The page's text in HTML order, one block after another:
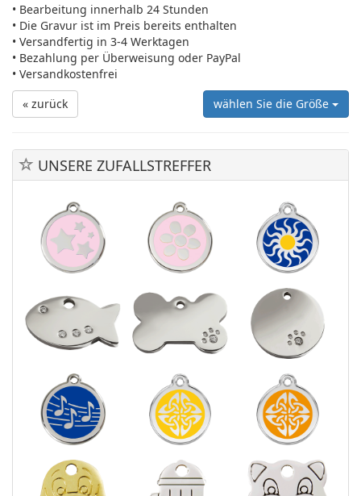
• Bearbeitung innerhalb 24 Stunden
• Die Gravur ist im Preis bereits enthalten
• Versandfertig in 3-4 Werktagen
• Bezahlung per Überweisung oder PayPal
• Versandkostenfrei
« zurück
wählen Sie die Größe
UNSERE ZUFALLSTREFFER